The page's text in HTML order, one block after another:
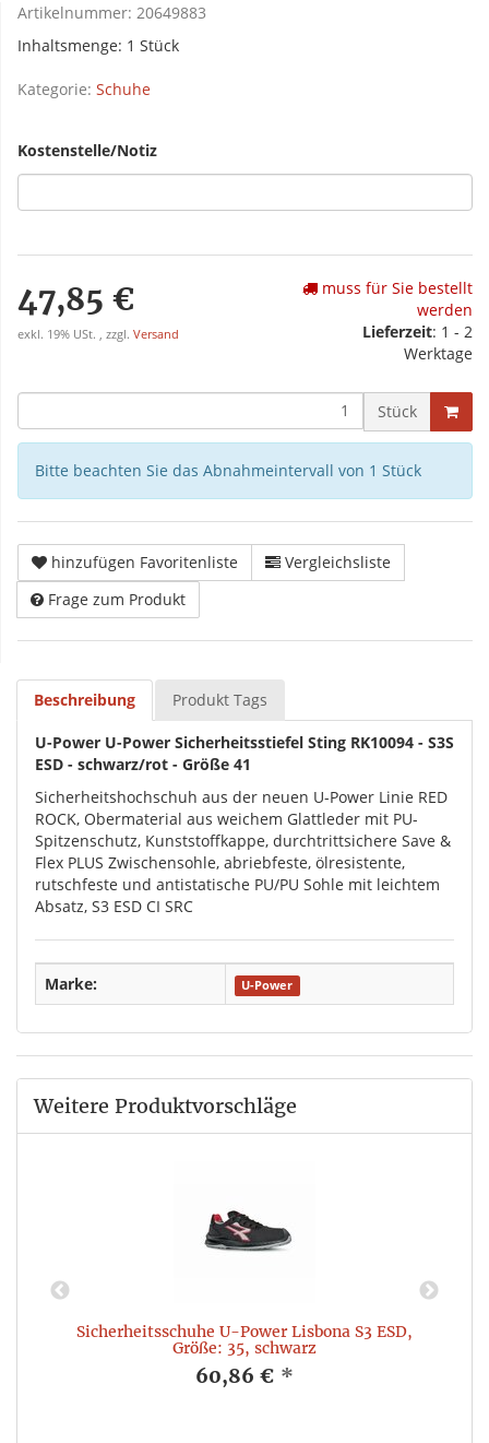
Artikelnummer: 20649883
Inhaltsmenge: 1 Stück
Kategorie: Schuhe
Kostenstelle/Notiz
47,85 €
exkl. 19% USt. , zzgl. Versand
muss für Sie bestellt
werden
Lieferzeit: 1 - 2
Werktage
Stück
Bitte beachten Sie das Abnahmeintervall von 1 Stück
hinzufügen Favoritenliste
Vergleichsliste
Frage zum Produkt
Beschreibung Produkt Tags
U-Power U-Power Sicherheitsstiefel Sting RK10094 - S3S
ESD - schwarz/rot - Größe 41
Sicherheitshochschuh aus der neuen U-Power Linie RED
ROCK, Obermaterial aus weichem Glattleder mit PU-
Spitzenschutz, Kunststoffkappe, durchtrittsichere Save &
Flex PLUS Zwischensohle, abriebfeste, ölresistente,
rutschfeste und antistatische PU/PU Sohle mit leichtem
Absatz, S3 ESD CI SRC
Marke: U-Power
Weitere Produktvorschläge
Sicherheitsschuhe U-Power Lisbona S3 ESD,
Größe: 35, schwarz
60,86 € *